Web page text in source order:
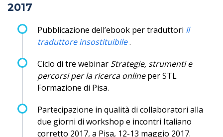
2017
Pubblicazione dell’ebook per traduttori Il
traduttore insostituibile.
Ciclo di tre webinar Strategie, strumenti e
percorsi per la ricerca onlineper STL
Formazione di Pisa.
Partecipazione in qualità di collaboratori alla
due giorni di workshop e incontri Italiano
corretto 2017, a Pisa, 12-13 maggio 2017.